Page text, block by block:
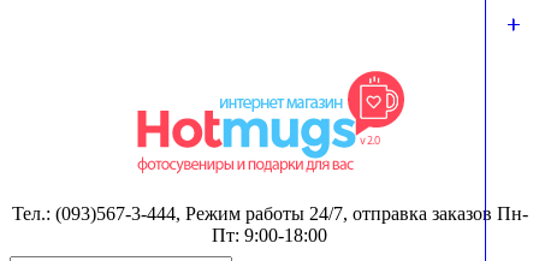
Тел.: (093)567-3-444, Режим работы24/7, отправка заказов Пн-
Пт: 9:00-18:00